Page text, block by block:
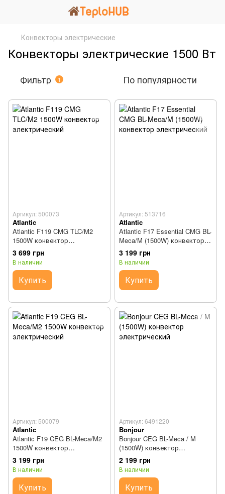
Конвекторы электрические
Конвекторы электрические 1500 Вт
Фильтр 1 По популярности
Артикул: 500073
Atlantic
Atlantic F119 CMG TLC/M2
1500W конвектор
электрический
3 699 грн
В наличии
Купить
Артикул: 513716
Atlantic
Atlantic F17 Essential CMG BL-
Meca/M (1500W) конвектор
электрический
3 199 грн
В наличии
Купить
Артикул: 500079
Atlantic
Atlantic F19 CEG BL-Meca/M2
1500W конвектор
электрический
3 199 грн
В наличии
Купить
Артикул: 6491220
Bonjour
Bonjour CEG BL-Meca / M
(1500W) конвектор
электрический
2 199 грн
В наличии
Купить